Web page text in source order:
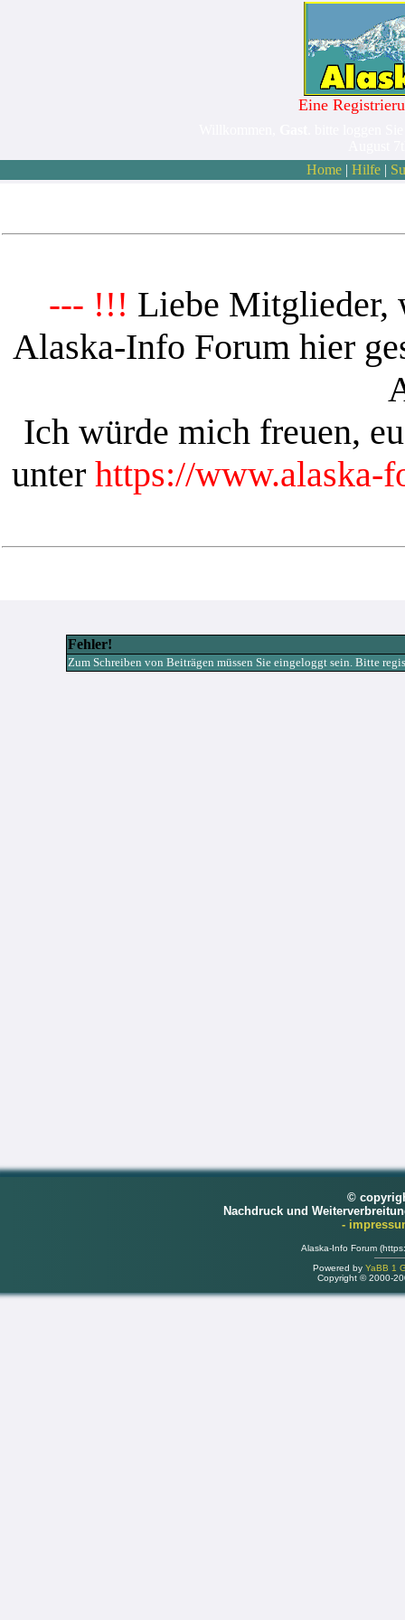
Eine
Home| Hilfe|
--- !!! Liebe Mitglieder,
Alaska-Info Forum hier
Ich würde mich freuen,
unter https://www.alaska-
Fehler!
Zum Schreiben von Beiträgen müssen Sie eingeloggt sein. Bitte
©
Nachdruck und
-
Alaska-Info Forum
Powered by YaBB 1
Copyright © 2000-